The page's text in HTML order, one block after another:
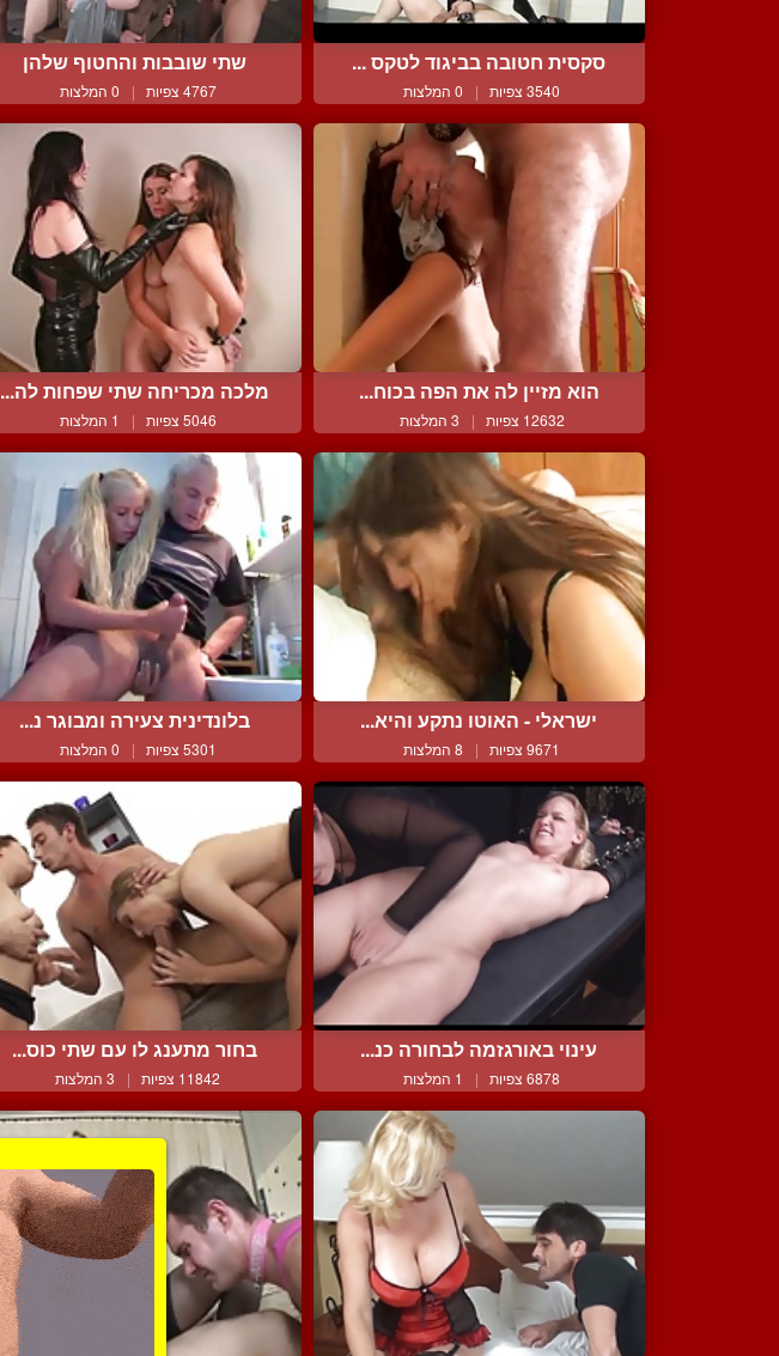
סקסית חטובה בביגוד לטקס ...
3540 צפיות | 0 המלצות
שתי שובבות והחטוף שלהן
4767 צפיות | 0 המלצות
הוא מזיין לה את הפה בכוח...
12632 צפיות | 3 המלצות
מלכה מכריחה שתי שפחות לה...
5046 צפיות | 1 המלצות
ישראלי - האוטו נתקע והיא...
9671 צפיות | 8 המלצות
בלונדינית צעירה ומבוגר נ...
5301 צפיות | 0 המלצות
עינוי באורגזמה לבחורה כנ...
6878 צפיות | 1 המלצות
בחור מתענג לו עם שתי כוס...
11842 צפיות | 3 המלצות